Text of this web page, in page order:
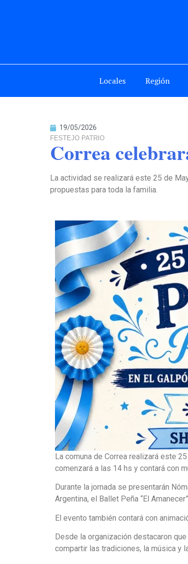
Locales Región
19/05/2026
FESTEJO PATRIO
Correa
La actividad se realizará este 25 de
propuestas para toda la familia.
La comuna de Correa realizará este
comenzará a las 14 hs y contará con
Durante la jornada se presentarán
Argentina, el Ballet Peña “El
El evento también contará con
Desde la organización destacaron
compartir las tradiciones, la música y